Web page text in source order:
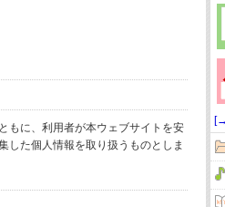
もに、利用者が本ウェブサイトを安
した個人情報を取り扱うものとしま